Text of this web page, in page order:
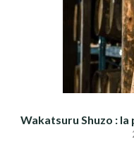
Wakatsuru Shuzo :